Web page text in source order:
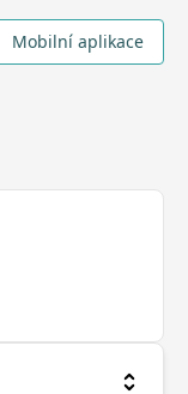
Mobilní aplikace